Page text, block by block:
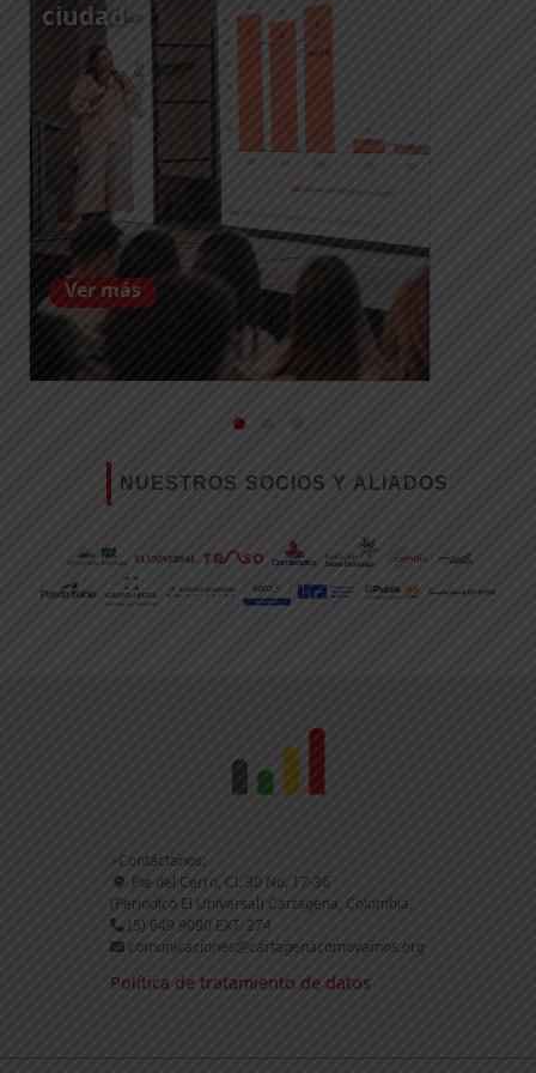
ciudad
Ver más
NUESTROS SOCIOS Y ALIADOS
>Contáctanos:
Pie del Cerro, Cl. 30 No. 17-36
(Periódico El Universal) Cartagena, Colombia.
(5) 649 9090 EXT. 274
comunicaciones@cartagenacomovamos.org
Política de tratamiento de datos